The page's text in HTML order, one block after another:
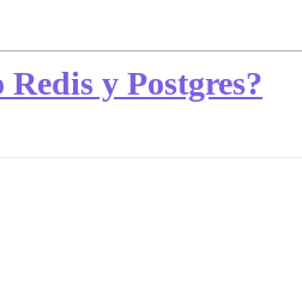
y Postgres?